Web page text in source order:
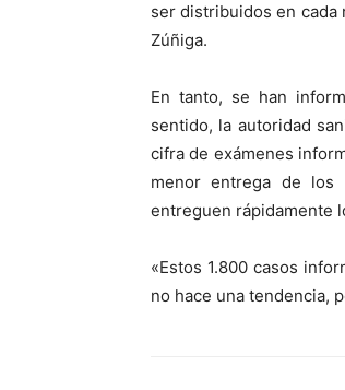
ser distribuidos en cada
Zúñiga.
En tanto, se han
sentido, la autoridad
cifra de exámenes
menor entrega de los
entreguen rápidamente
«Estos 1.800 casos
no hace una tendencia,